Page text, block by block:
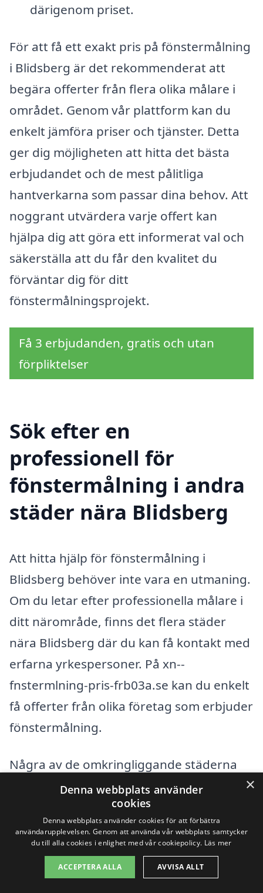
därigenom priset.
För att få ett exakt pris på fönstermålning
i Blidsberg är det rekommenderat att
begära offerter från flera olika målare i
området. Genom vår plattform kan du
enkelt jämföra priser och tjänster. Detta
ger dig möjligheten att hitta det bästa
erbjudandet och de mest pålitliga
hantverkarna som passar dina behov. Att
noggrant utvärdera varje offert kan
hjälpa dig att göra ett informerat val och
säkerställa att du får den kvalitet du
förväntar dig för ditt
fönstermålningsprojekt.
Få 3 erbjudanden, gratis och utan
förpliktelser
Sök efter en
professionell för
fönstermålning i andra
städer nära Blidsberg
Att hitta hjälp för fönstermålning i
Blidsberg behöver inte vara en utmaning.
Om du letar efter professionella målare i
ditt närområde, finns det flera städer
nära Blidsberg där du kan få kontakt med
erfarna yrkespersoner. På xn--
fnstermlning-pris-frb03a.se kan du enkelt
få offerter från olika företag som erbjuder
fönstermålning.
Några av de omkringliggande städerna
som kan vara värda att överväga
Ulricehamn
×
Denna webbplats använder
cookies
Denna webbplats använder cookies för att förbättra
användarupplevelsen. Genom att använda vår webbplats samtycker
du till alla cookies i enlighet med vår cookiepolicy. Läs mer
ACCEPTERA ALLA AVVISA ALLT